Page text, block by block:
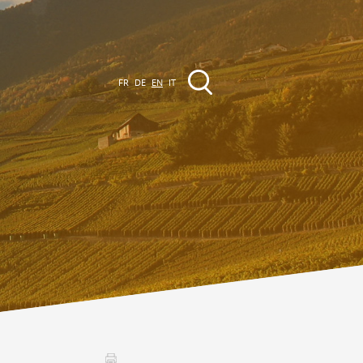
region
events
Vinum Montis
Assemblées générales & Statuts
FR DE EN IT